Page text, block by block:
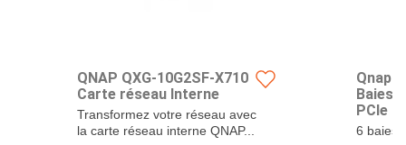
QNAP QXG-10G2SF-X710
Carte réseau Interne
Transformez votre réseau avec
la carte réseau interne QNAP...
Qnap
Baies,
PCIe
6 baies